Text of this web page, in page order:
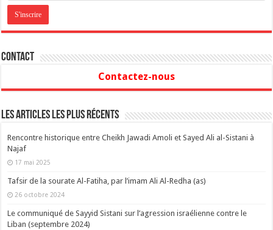
Contact
Contactez-nous
Les articles les plus récents
Rencontre historique entre Cheikh Jawadi Amoli et Sayed Ali al-Sistani à
Najaf
17 mai 2025
Tafsir de la sourate Al-Fatiha, par l’imam Ali Al-Redha (as)
26 octobre 2024
Le communiqué de Sayyid Sistani sur l’agression israélienne contre le
Liban (septembre 2024)